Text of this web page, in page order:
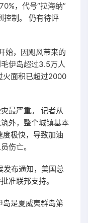
，代号“拉海纳”
控制。 仍有待评
始，因飓风带来的
伊岛超过3.5万人
火面积已超过2000
最严重。 记者从
外，整个城镇基本
极快，导致加油
伤亡。
发布通知，美国总
准联邦支持。
岛是夏威夷群岛第